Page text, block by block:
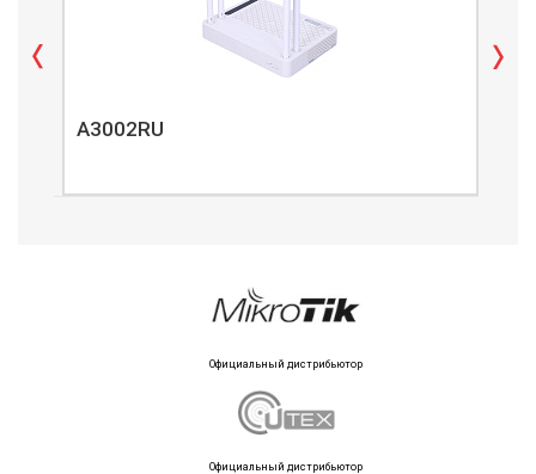
A3002RU
Официальный дистрибьютор
Официальный дистрибьютор